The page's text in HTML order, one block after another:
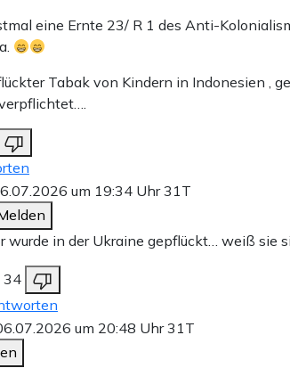
eine Ernte 23/ R 1 des Anti-
Tabak von Kindern in Indonesien ,
um 19:34 Uhr31T
wurde in der Ukraine gepflückt… weiß sie
34
um 20:48 Uhr31T